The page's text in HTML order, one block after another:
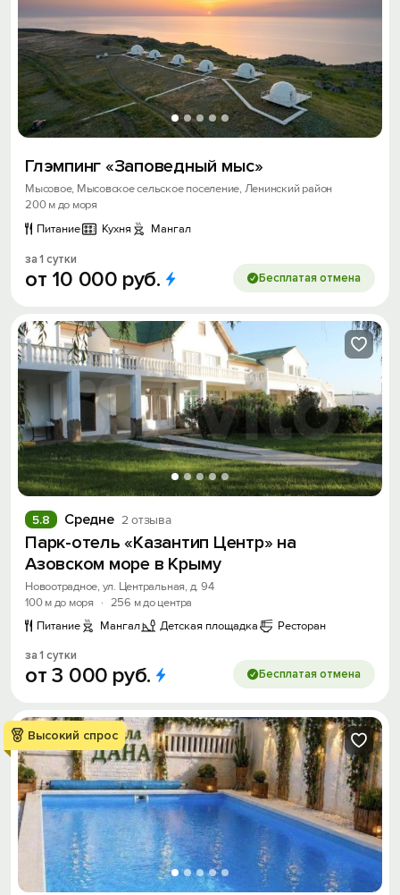
Глэмпинг «Заповедный мыс»
Мысовое, Мысовское сельское поселение, Ленинский район
200 м до моря
Питание
Кухня Мангал
за 1 сутки
от 10 000 руб. Бесплатая отмена
Средне 2 отзыва
5.8
Парк-отель «Казантип Центр» на
Азовском море в Крыму
Новоотрадное, ул. Центральная, д. 94
100 м до моря
· 256 м до центра
Питание
Мангал Детская площадка Ресторан
за 1 сутки
от3 000 руб. Бесплатая отмена
Высокий спрос